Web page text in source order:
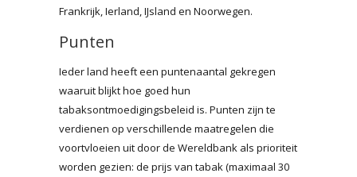
Frankrijk, Ierland, IJsland en Noorwegen.
Punten
Ieder land heeft een puntenaantal gekregen
waaruit blijkt hoe goed hun
tabaksontmoedigingsbeleid is. Punten zijn te
verdienen op verschillende maatregelen die
voortvloeien uit door de Wereldbank als prioriteit
worden gezien: de prijs van tabak (maximaal 30